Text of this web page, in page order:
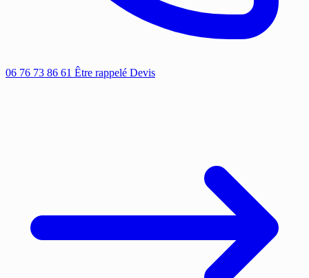
06 76 73 86 61 Être rappelé Devis